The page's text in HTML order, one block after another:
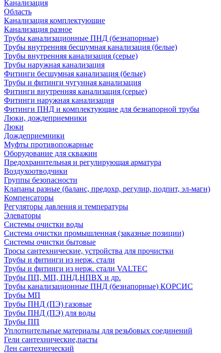
Канализация
Область
Канализация комплектующие
Канализация разное
Трубы канализационные ПНД (безнапорные)
Трубы внутренняя бесшумная канализация (белые)
Трубы внутренняя канализация (серые)
Трубы наружная канализация
Фитинги бесшумная канализация (белые)
Трубы и фитинги чугунная канализация
Фитинги внутренняя канализация (серые)
Фитинги наружная канализация
Фитинги ПНД и комплектующие для безнапорной трубы
Люки, дождеприемники
Люки
Дождеприемники
Муфты противопожарные
Оборудование для скважин
Предохранительная и регулирующая арматура
Воздухоотводчики
Группы безопасности
Клапаны разные (баланс, предохр, регулир, подпит, эл-магн)
Компенсаторы
Регуляторы давления и температуры
Элеваторы
Системы очистки воды
Система очистки промышленная (заказные позиции)
Системы очистки бытовые
Тросы сантехнические, устройства для прочистки
Трубы и фитинги из нерж. стали
Трубы и фитинги из нерж. стали VALTEC
Трубы ПП, МП, ПНД,НПВХ и др.
Трубы канализационные ПНД (безнапорные) КОРСИС
Трубы МП
Трубы ПНД (ПЭ) газовые
Трубы ПНД (ПЭ) для воды
Трубы ПП
Уплотнительные материалы для резьбовых соединений
Гели сантехнические,пасты
Лен сантехнический